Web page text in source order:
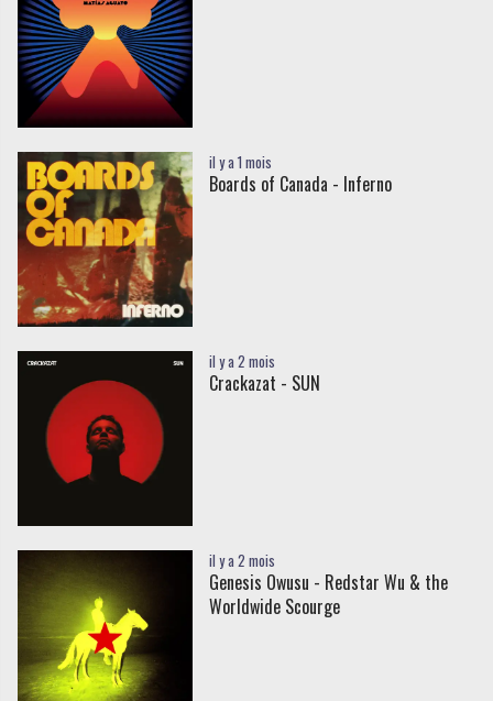
il y a 1 mois
Boards of Canada - Inferno
il y a 2 mois
Crackazat - SUN
il y a 2 mois
Genesis Owusu - Redstar Wu & the
Worldwide Scourge